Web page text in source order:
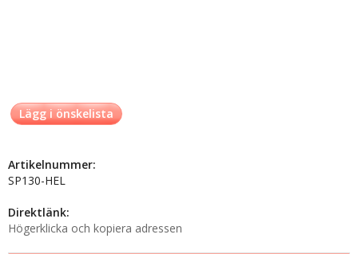
Lägg i önskelista
Artikelnummer:
SP130-HEL
Direktlänk:
Högerklicka och kopiera adressen